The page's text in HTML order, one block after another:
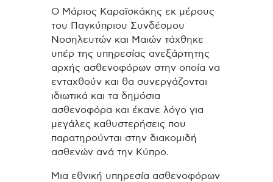
Ο Μάριος Καραϊσκάκης εκ μέρους
του Παγκύπριου Συνδέσμου
Νοσηλευτών και Μαιών τάχθηκε
υπέρ της υπηρεσίας ανεξάρτητης
αρχής ασθενοφόρων στην οποία να
ενταχθούν και θα συνεργάζονται
ιδιωτικά και τα δημόσια
ασθενοφόρα και έκανε λόγο για
μεγάλες καθυστερήσεις που
παρατηρούνται στην διακομιδή
ασθενών ανά την Κύπρο.
Μια εθνική υπηρεσία ασθενοφόρων